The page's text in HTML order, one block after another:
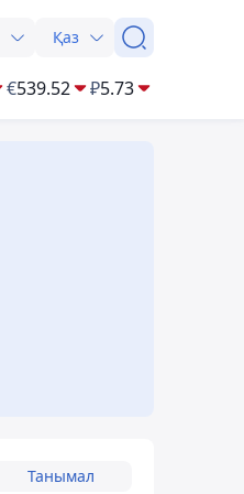
Қаз
€539.52 ₽5.73
Танымал